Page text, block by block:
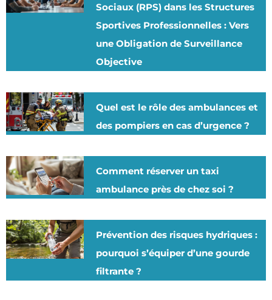
Sociaux (RPS) dans les Structures
Sportives Professionnelles : Vers
une Obligation de Surveillance
Objective
Quel est le rôle des ambulances et
des pompiers en cas d’urgence ?
Comment réserver un taxi
ambulance près de chez soi ?
Prévention des risques hydriques :
pourquoi s’équiper d’une gourde
filtrante ?